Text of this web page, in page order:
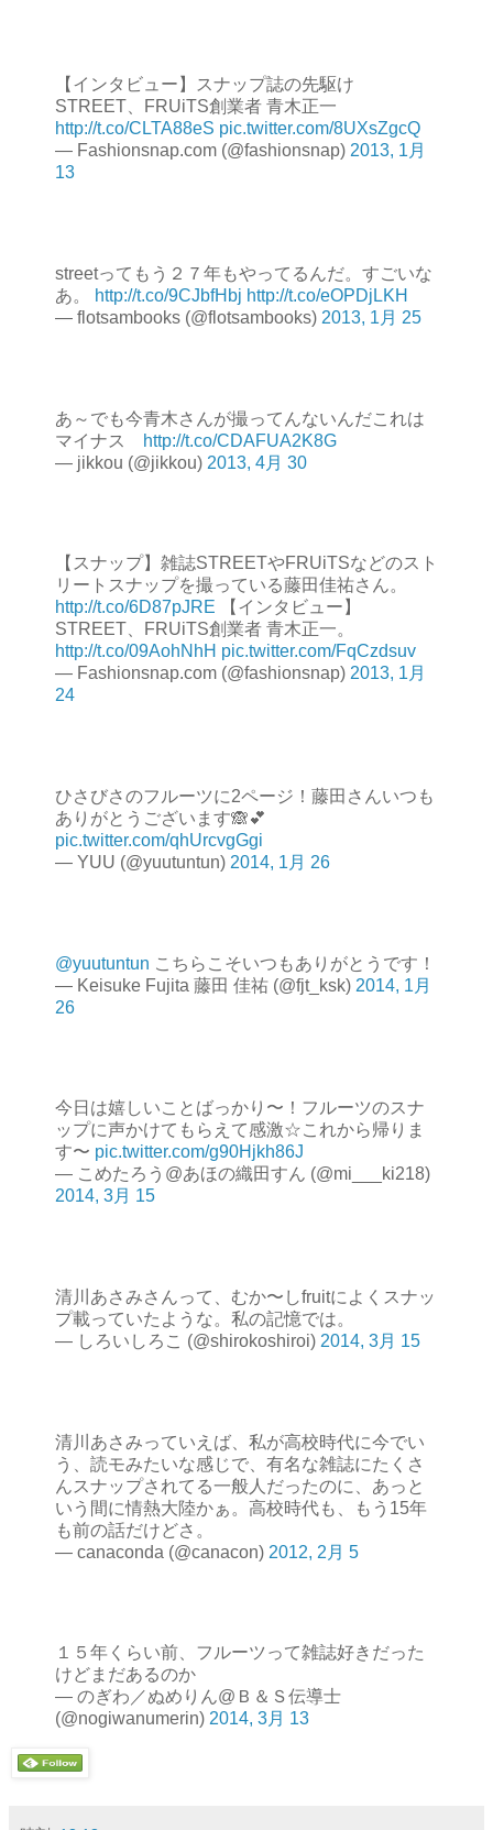
【インタビュー】スナップ誌の先駆け
STREET、FRUiTS創業者 青木正一
http://t.co/CLTA88eS pic.twitter.com/8UXsZgcQ
— Fashionsnap.com (@fashionsnap) 2013, 1月
13
streetってもう２７年もやってるんだ。すごいな
あ。
http://t.co/9CJbfHbj http://t.co/eOPDjLKH
— flotsambooks (@flotsambooks) 2013, 1月 25
あ～でも今青木さんが撮ってんないんだこれは
マイナス
http://t.co/CDAFUA2K8G
— jikkou (@jikkou) 2013, 4月 30
【スナップ】雑誌STREETやFRUiTSなどのスト
リートスナップを撮っている藤田佳祐さん。
http://t.co/6D87pJRE 【インタビュー】
STREET、FRUiTS創業者 青木正一。
http://t.co/09AohNhH pic.twitter.com/FqCzdsuv
— Fashionsnap.com (@fashionsnap) 2013, 1月
24
ひさびさのフルーツに2ページ！藤田さんいつも
ありがとうございます🙈💕
pic.twitter.com/qhUrcvgGgi
— YUU (@yuutuntun) 2014, 1月 26
@yuutuntun こちらこそいつもありがとうです！
— Keisuke Fujita 藤田 佳祐 (@fjt_ksk) 2014, 1月
26
今日は嬉しいことばっかり〜！フルーツのスナ
ップに声かけてもらえて感激☆これから帰りま
す〜 pic.twitter.com/g90Hjkh86J
— こめたろう@あほの織田すん (@mi___ki218)
2014, 3月 15
清川あさみさんって、むか〜しfruitによくスナッ
プ載っていたような。私の記憶では。
— しろいしろこ (@shirokoshiroi) 2014, 3月 15
清川あさみっていえば、私が高校時代に今でい
う、読モみたいな感じで、有名な雑誌にたくさ
んスナップされてる一般人だったのに、あっと
いう間に情熱大陸かぁ。高校時代も、もう15年
も前の話だけどさ。
— canaconda (@canacon) 2012, 2月 5
１５年くらい前、フルーツって雑誌好きだった
けどまだあるのか
— のぎわ／ぬめりん@Ｂ＆Ｓ伝導士
(@nogiwanumerin) 2014, 3月 13